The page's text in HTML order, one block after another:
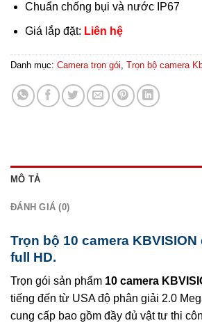
Chuẩn chống bụi và nước IP67
Giá lắp đặt: Liên hệ
Danh mục: Camera trọn gói Trọn bộ camera
MÔ TẢ
ĐÁNH GIÁ (0)
Trọn bộ 10 camera
full HD.
Trọn gói sản phẩm 10 camera
tiếng đến từ USA độ phân giải 2.0
cung cấp bao gồm đầy đủ vật tư thi